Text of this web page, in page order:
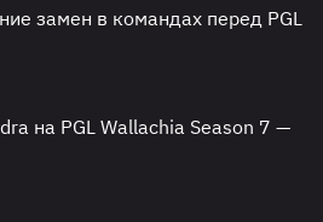
замен в командах перед PGL
на PGL Wallachia Season 7 —